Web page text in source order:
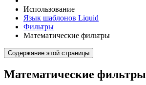
Использование
Язык шаблонов Liquid
Фильтры
Математические фильтры
Содержание этой страницы
Математические фильтры